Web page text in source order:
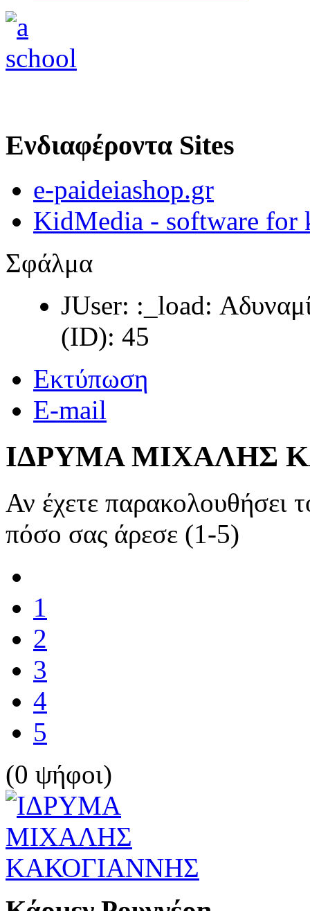
Ενδιαφέροντα Sites
e-paideiashop.gr
KidMedia - software for
Σφάλμα
JUser: :_load:
(ID): 45
Εκτύπωση
E-mail
ΙΔΡΥΜΑ ΜΙΧΑΛΗΣ
Αν έχετε παρακολουθήσει
πόσο σας άρεσε (1-5)
1
2
3
4
5
(0 ψήφοι)